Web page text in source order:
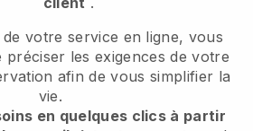
votre service en ligne, vous
les exigences de votre
afin de vous simplifier la
vie.
en quelques clics à partir